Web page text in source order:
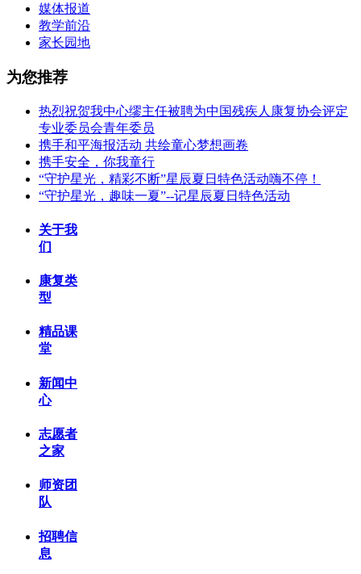
媒体报道
教学前沿
家长园地
为您推荐
热烈祝贺我中心缪主任被聘为中国残疾人康复协会评定
专业委员会青年委员
携手和平海报活动 共绘童心梦想画卷
携手安全，你我童行
“守护星光，精彩不断”星辰夏日特色活动嗨不停！
“守护星光，趣味一夏”--记星辰夏日特色活动
关于我
们
康复类
型
精品课
堂
新闻中
心
志愿者
之家
师资团
队
招聘信
息